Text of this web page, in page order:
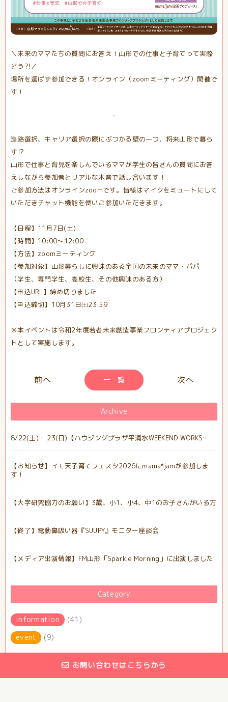
＼未来のママたちの質問にお答え！山形での仕事と子育てって実際
どう?!／
場所を選ばず参加できる！オンライン（zoomミーティング）開催で
す！
進路選択、キャリア選択の際にぶつかる壁の一つ、将来山形で暮ら
す⁉
山形で仕事と育児を楽しんでいるママが学生の皆さんの質問にお答
えしながら参加者とリアルな本音で話し合います！
ご参加方法はオンラインzoomです。皆様はマイクをミュートにして
いただきチャット機能を使いご参加いただきます。
【日程】11月7日(土)
【時間】10:00〜12:00
【方法】zoomミーティング
【参加対象】山形暮らしに興味のある全国の未来のママ・パパ
（学生、専門学生、高校生、その他興味のある方）
【申込URL】締め切りました
【申込締切】10月31日㈯23:59
※本イベントは令和2年度若者未来創造事業フロンティアプロジェク
トとして実施します。
一 覧
Archive
8/22(土)・ 23(日)【ハウジングプラザ平清水WEEKEND WORKS…
【お知らせ】イモ天子育てフェスタ2026にmama*jamが参加しま
す！
【大学研究協力のお願い】3歳、小1、小4、中1のお子さんがいる方
【終了】電動鼻吸い器『SUUPY』モニター座談会
【メディア出演情報】FM山形「Sparkle Morning」に出演しました
Category
information
(41)
event
(9)
お問い合わせはこちらから